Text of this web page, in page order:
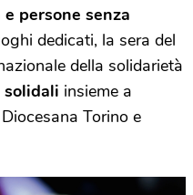
persone senza
dedicati, la sera del
della solidarietà
solidali insieme a
Torino e